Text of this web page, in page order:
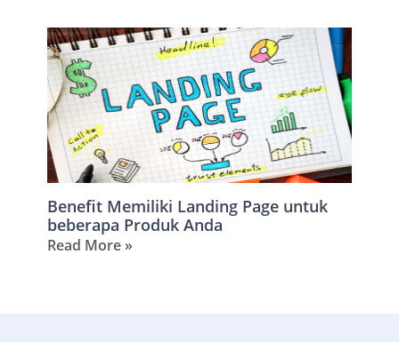
Benefit Memiliki Landing Page untuk
beberapa Produk Anda
Read More »